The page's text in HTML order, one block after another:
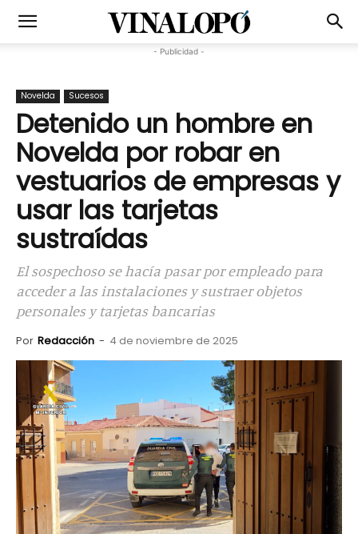
- Publicidad -
Novelda Sucesos
Detenido un hombre en
Novelda por robar en
vestuarios de empresas y
usar las tarjetas
sustraídas
El sospechoso se hacía pasar por empleado para
acceder a las instalaciones y sustraer objetos
personales y tarjetas bancarias
Por Redacción - 4 de noviembre de 2025